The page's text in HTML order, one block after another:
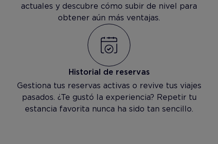
actuales y descubre cómo subir de nivel para
obtener aún más ventajas.
Historial de reservas
Gestiona tus reservas activas o revive tus viajes
pasados. ¿Te gustó la experiencia? Repetir tu
estancia favorita nunca ha sido tan sencillo.